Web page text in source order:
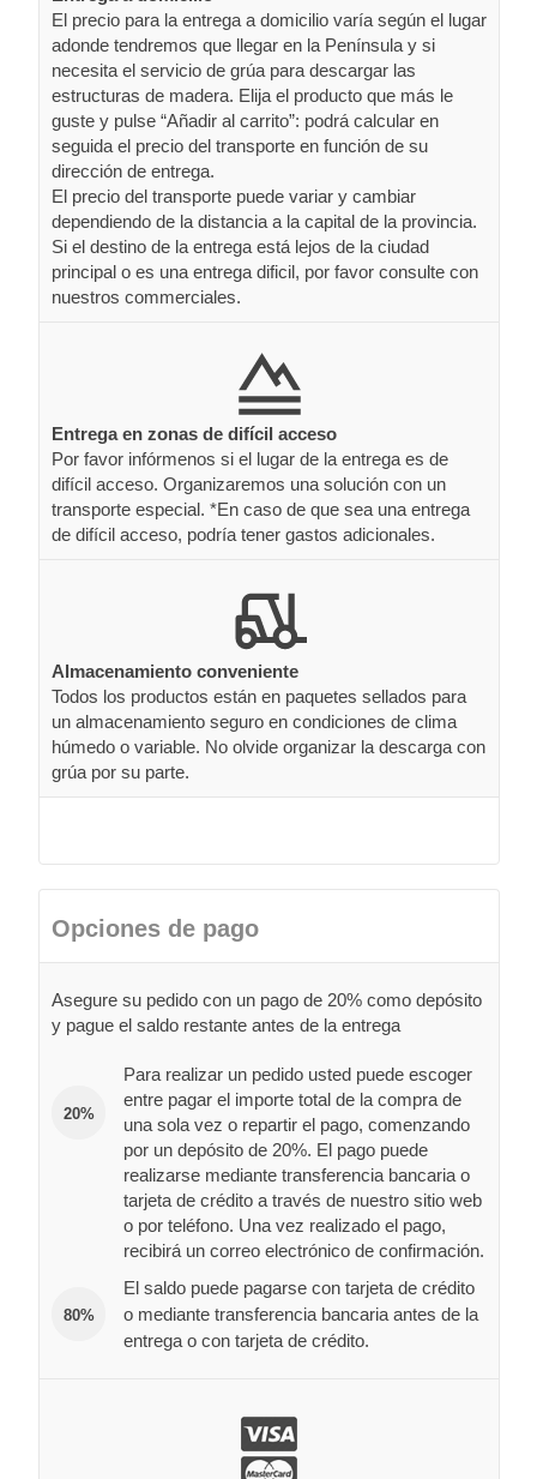
El precio para la entrega a domicilio varía según el lugar
adonde tendremos que llegar en la Península y si
necesita el servicio de grúa para descargar las
estructuras de madera. Elija el producto que más le
guste y pulse “Añadir al carrito”: podrá calcular en
seguida el precio del transporte en función de su
dirección de entrega.
El precio del transporte puede variar y cambiar
dependiendo de la distancia a la capital de la provincia.
Si el destino de la entrega está lejos de la ciudad
principal o es una entrega dificil, por favor consulte con
nuestros commerciales.
Entrega en zonas de difícil acceso
Por favor infórmenos si el lugar de la entrega es de
difícil acceso. Organizaremos una solución con un
transporte especial. *En caso de que sea una entrega
de difícil acceso, podría tener gastos adicionales.
Almacenamiento conveniente
Todos los productos están en paquetes sellados para
un almacenamiento seguro en condiciones de clima
húmedo o variable. No olvide organizar la descarga con
grúa por su parte.
Opciones de pago
Asegure su pedido con un pago de 20% como depósito
y pague el saldo restante antes de la entrega
20%
Para realizar un pedido usted puede escoger
entre pagar el importe total de la compra de
una sola vez o repartir el pago, comenzando
por un depósito de 20%. El pago puede
realizarse mediante transferencia bancaria o
tarjeta de crédito a través de nuestro sitio web
o por teléfono. Una vez realizado el pago,
recibirá un correo electrónico de confirmación.
80%
El saldo puede pagarse con tarjeta de crédito
o mediante transferencia bancaria antes de la
entrega o con tarjeta de crédito.